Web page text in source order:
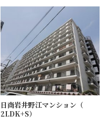
日商岩井野江マンション（
2LDK+S）